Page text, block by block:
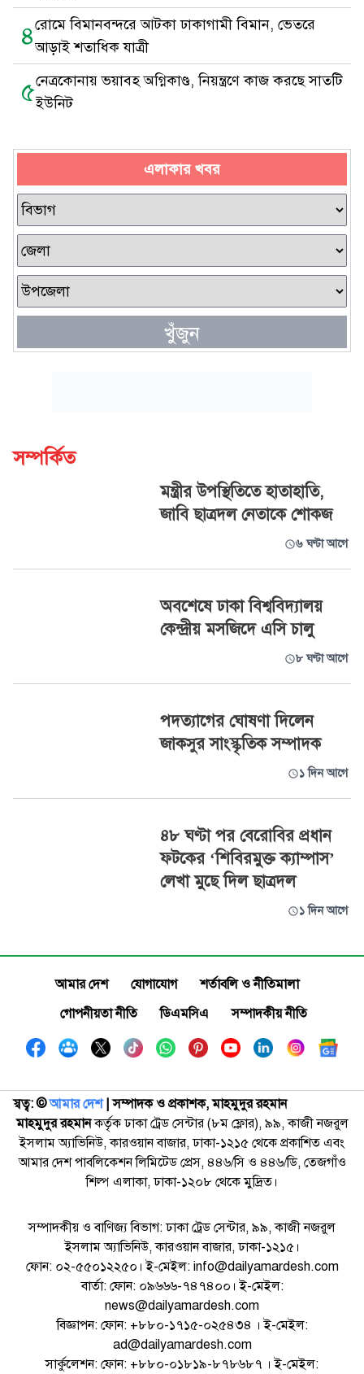
৪রোমে বিমানবন্দরে আটকা ঢাকাগামী বিমান, ভেতরে
আড়াই শতাধিক যাত্রী
৫নেত্রকোনায় ভয়াবহ অগ্নিকাণ্ড, নিয়ন্ত্রণে কাজ করছে সাতটি
ইউনিট
এলাকার খবর
খুঁজুন
সম্পর্কিত
মন্ত্রীর উপস্থিতিতে হাতাহাতি,
জাবি ছাত্রদল নেতাকে শোকজ
৬ ঘণ্টা আগে
অবশেষে ঢাকা বিশ্ববিদ্যালয়
কেন্দ্রীয় মসজিদে এসি চালু
৮ ঘণ্টা আগে
পদত্যাগের ঘোষণা দিলেন
জাকসুর সাংস্কৃতিক সম্পাদক
১ দিন আগে
৪৮ ঘণ্টা পর বেরোবির প্রধান
ফটকের ‘শিবিরমুক্ত ক্যাম্পাস’
লেখা মুছে দিল ছাত্রদল
১ দিন আগে
আমার দেশ যোগাযোগ
শর্তাবলি ও নীতিমালা
গোপনীয়তা নীতি
ডিএমসিএ সম্পাদকীয় নীতি
স্বত্ব: ©️আমার দেশ| সম্পাদক ও প্রকাশক, মাহমুদুর রহমান
মাহমুদুর রহমানকর্তৃক ঢাকা ট্রেড সেন্টার (৮ম ফ্লোর), ৯৯, কাজী নজরুল
ইসলাম অ্যাভিনিউ, কারওয়ান বাজার, ঢাকা-১২১৫ থেকে প্রকাশিত এবং
আমার দেশ পাবলিকেশন লিমিটেড প্রেস, ৪৪৬/সি ও ৪৪৬/ডি, তেজগাঁও
শিল্প এলাকা, ঢাকা-১২০৮ থেকে মুদ্রিত।
সম্পাদকীয় ও বাণিজ্য বিভাগ: ঢাকা ট্রেড সেন্টার, ৯৯, কাজী নজরুল
ইসলাম অ্যাভিনিউ, কারওয়ান বাজার, ঢাকা-১২১৫।
ফোন: ০২-৫৫০১২২৫০। ই-মেইল: info@dailyamardesh.com
বার্তা: ফোন: ০৯৬৬৬-৭৪৭৪০০। ই-মেইল:
news@dailyamardesh.com
বিজ্ঞাপন: ফোন: +৮৮০-১৭১৫-০২৫৪৩৪ । ই-মেইল:
ad@dailyamardesh.com
সার্কুলেশন: ফোন: +৮৮০-০১৮১৯-৮৭৮৬৮৭ । ই-মেইল: